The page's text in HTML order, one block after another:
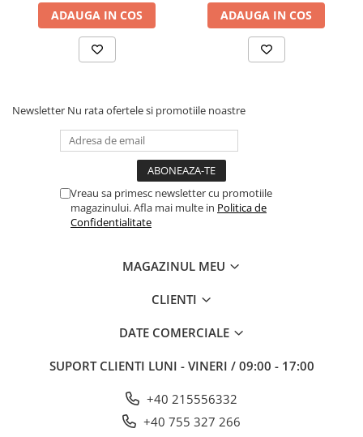
ADAUGA IN COS ADAUGA IN COS
Newsletter Nu rata ofertele si promotiile noastre
Vreau sa primesc newsletter cu promotiile
magazinului. Afla mai multe in Politica de
Confidentialitate
MAGAZINUL MEU
CLIENTI
DATE COMERCIALE
SUPORT CLIENTI LUNI - VINERI / 09:00 - 17:00
+40 215556332
+40 755 327 266